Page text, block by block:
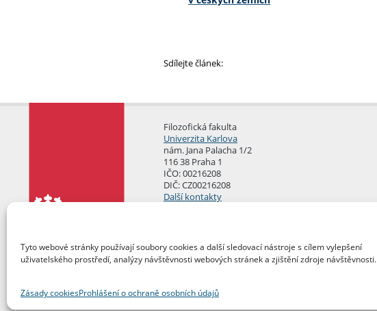
Tyto webové stránky používají soubory cookies a další sledovací nástroje s cílem vylepšení
uživatelského prostředí, analýzy návštěvnosti webových stránek a zjištění zdroje návštěvnosti.
Zásady cookiesProhlášení o ochraně osobních údajů
Sdílejte článek:
Filozofická fakulta
Univerzita Karlova
nám. Jana Palacha 1/2
116 38 Praha 1
IČO: 00216208
DIČ: CZ00216208
Další kontakty